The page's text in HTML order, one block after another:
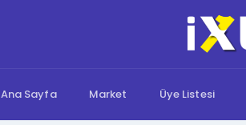
Ana Sayfa Market Üye Listesi